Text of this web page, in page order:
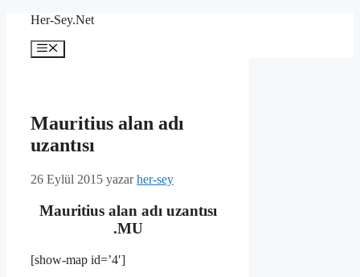
İçeriğeHer-Sey.Net
Menü
Mauritius alan adı
uzantısı
26 Eylül 2015 yazarher-sey
Mauritius alan adı uzantısı
.MU
[show-map id=’4′]